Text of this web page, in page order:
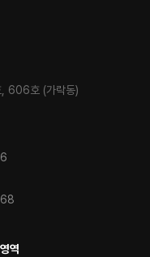
606호 (가락동)
역